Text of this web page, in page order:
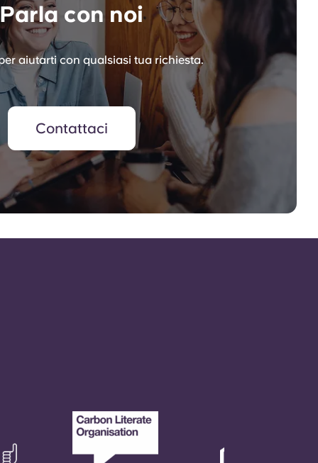
Parla con noi
aiutarti con qualsiasi tua richiesta.
Contattaci